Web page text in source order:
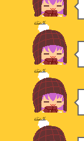
パンダ
パンダ
パンダ